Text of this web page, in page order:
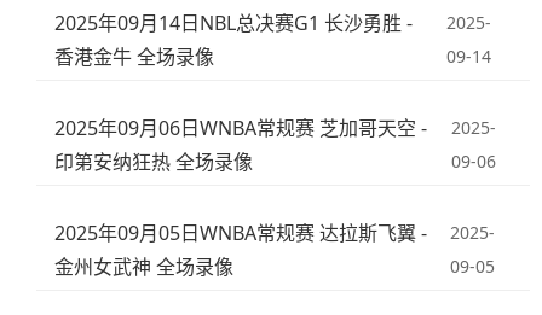
2025年09月14日NBL总决赛G1 长沙勇胜 -
香港金牛 全场录像
2025-
09-14
2025年09月06日WNBA常规赛 芝加哥天空 -
印第安纳狂热 全场录像
2025-
09-06
2025年09月05日WNBA常规赛 达拉斯飞翼 -
金州女武神 全场录像
2025-
09-05